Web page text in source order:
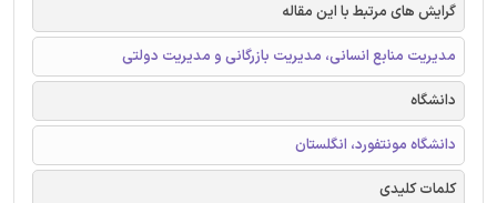
گرایش های مرتبط با این مقاله
مدیریت منابع انسانی، مدیریت بازرگانی و مدیریت دولتی
دانشگاه
دانشگاه مونتفورد، انگلستان
کلمات کلیدی